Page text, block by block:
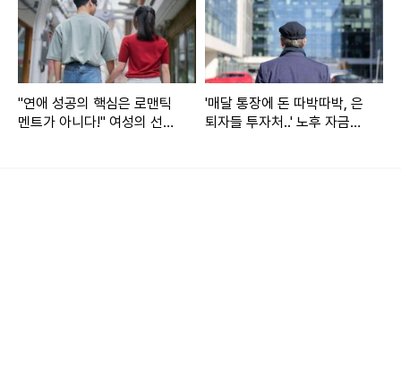
"연애 성공의 핵심은 로맨틱
멘트가 아니다!" 여성의 선택
'매달 통장에 돈 따박따박, 은
퇴자들 투자처..' 노후 자금으